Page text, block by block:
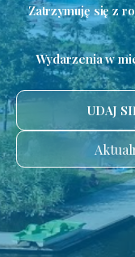
Zatrzymuję się z
Wydarzenia w
UDAJ